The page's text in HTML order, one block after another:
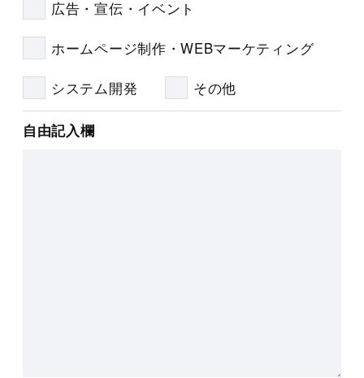
広告・宣伝・イベント
ホームページ制作・WEBマーケティング
システム開発 その他
自由記入欄